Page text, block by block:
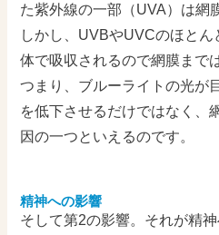
た紫外線の一部（UVA）は網
しかし、UVBやUVCのほと
体で吸収されるので網膜まで
つまり、ブルーライトの光が
を低下させるだけではなく、
因の一つといえるのです。
精神への影響
そして第2の影響。それが精神